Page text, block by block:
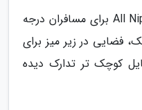
شرکت هواپیمایی All Nippon Airways برای مسافران درجه
فضایی در زیر میز برای
کوچک تر تدارک دیده